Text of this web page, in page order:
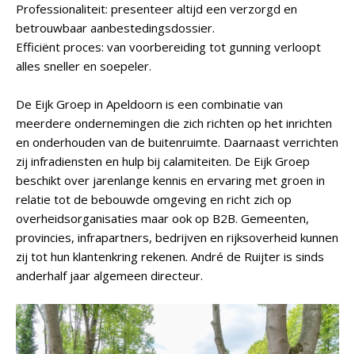
Professionaliteit: presenteer altijd een verzorgd en
betrouwbaar aanbestedingsdossier.
Efficiënt proces: van voorbereiding tot gunning verloopt
alles sneller en soepeler.
De Eijk Groep in Apeldoorn is een combinatie van
meerdere ondernemingen die zich richten op het inrichten
en onderhouden van de buitenruimte. Daarnaast verrichten
zij infradiensten en hulp bij calamiteiten. De Eijk Groep
beschikt over jarenlange kennis en ervaring met groen in
relatie tot de bebouwde omgeving en richt zich op
overheidsorganisaties maar ook op B2B. Gemeenten,
provincies, infrapartners, bedrijven en rijksoverheid kunnen
zij tot hun klantenkring rekenen. André de Ruijter is sinds
anderhalf jaar algemeen directeur.